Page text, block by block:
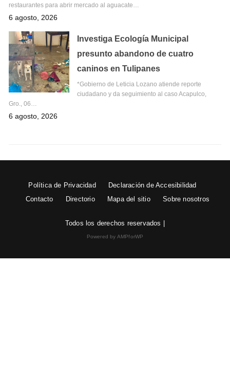
restaurantes para abrir mercado al aguacate…
6 agosto, 2026
Investiga Ecología Municipal
presunto abandono de cuatro
caninos en Tulipanes
*Gobierno de Leticia Lozano atiende reporte
ciudadano y da seguimiento al caso Acapulco,
Gro., 06…
6 agosto, 2026
Política de Privacidad
Declaración de Accesibilidad
Contacto
Directorio Mapa del sitio Sobre nosotros
Todos los derechos reservados |
Powered by AMPforWP